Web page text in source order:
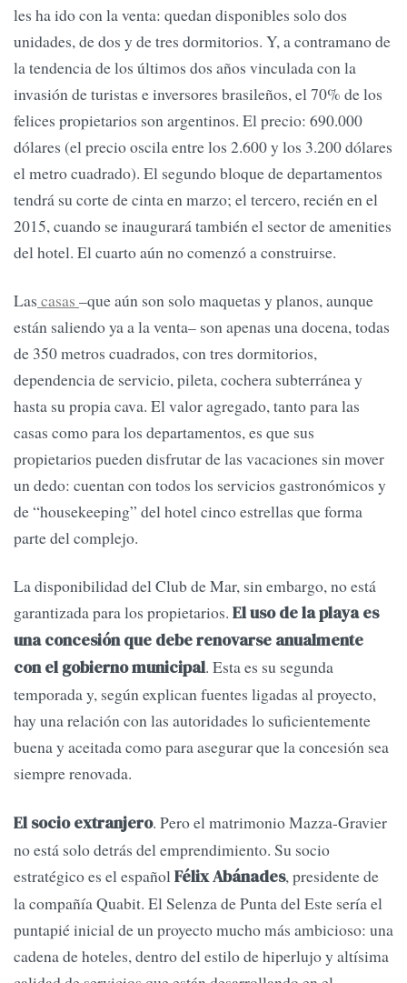
les ha ido con la venta: quedan disponibles solo dos
unidades, de dos y de tres dormitorios. Y, a contramano de
la tendencia de los últimos dos años vinculada con la
invasión de turistas e inversores brasileños, el 70% de los
felices propietarios son argentinos. El precio: 690.000
dólares (el precio oscila entre los 2.600 y los 3.200 dólares
el metro cuadrado). El segundo bloque de departamentos
tendrá su corte de cinta en marzo; el tercero, recién en el
2015, cuando se inaugurará también el sector de amenities
del hotel. El cuarto aún no comenzó a construirse.
Las casas –que aún son solo maquetas y planos, aunque
están saliendo ya a la venta– son apenas una docena, todas
de 350 metros cuadrados, con tres dormitorios,
dependencia de servicio, pileta, cochera subterránea y
hasta su propia cava. El valor agregado, tanto para las
casas como para los departamentos, es que sus
propietarios pueden disfrutar de las vacaciones sin mover
un dedo: cuentan con todos los servicios gastronómicos y
de “housekeeping” del hotel cinco estrellas que forma
parte del complejo.
La disponibilidad del Club de Mar, sin embargo, no está
garantizada para los propietarios. El uso de la playa es
una concesión que debe renovarse anualmente
con el gobierno municipal. Esta es su segunda
temporada y, según explican fuentes ligadas al proyecto,
hay una relación con las autoridades lo suficientemente
buena y aceitada como para asegurar que la concesión sea
siempre renovada.
El socio extranjero. Pero el matrimonio Mazza-Gravier
no está solo detrás del emprendimiento. Su socio
estratégico es el español Félix Abánades, presidente de
la compañía Quabit. El Selenza de Punta del Este sería el
puntapié inicial de un proyecto mucho más ambicioso: una
cadena de hoteles, dentro del estilo de hiperlujo y altísima